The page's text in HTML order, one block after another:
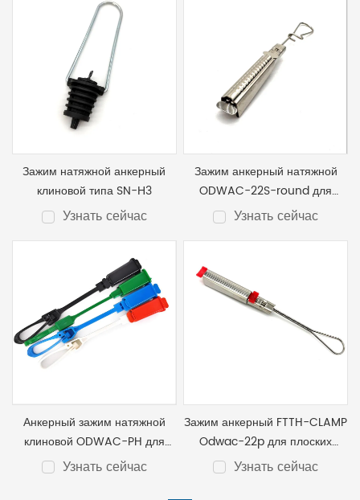
Зажим натяжной анкерный
клиновой типа SN-Н3
Узнать сейчас
Зажим анкерный натяжной
ODWAC-22S-round для
круглого кабеля
Узнать сейчас
Анкерный зажим натяжной
клиновой ODWAC-PH для
кабеля
Узнать сейчас
Зажим анкерный FTTH-CLAMP
Odwac-22p для плоских
кабелей связи
Узнать сейчас